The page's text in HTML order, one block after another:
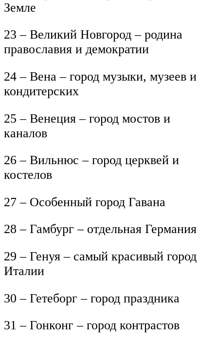
Земле
23 – Великий Новгород – родина
православия и демократии
24 – Вена – город музыки, музеев и
кондитерских
25 – Венеция – город мостов и
каналов
26 – Вильнюс – город церквей и
костелов
27 – Особенный город Гавана
28 – Гамбург – отдельная Германия
29 – Генуя – самый красивый город
Италии
30 – Гетеборг – город праздника
31 – Гонконг – город контрастов